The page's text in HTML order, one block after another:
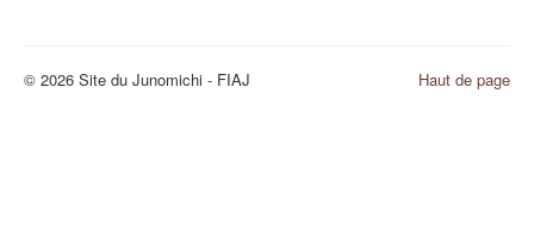
Haut de page
© 2026 Site du Junomichi - FIAJ